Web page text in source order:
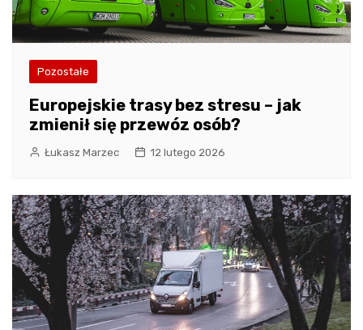
Pozostałe
Europejskie trasy bez stresu – jak
zmienił się przewóz osób?
Łukasz Marzec 12 lutego 2026